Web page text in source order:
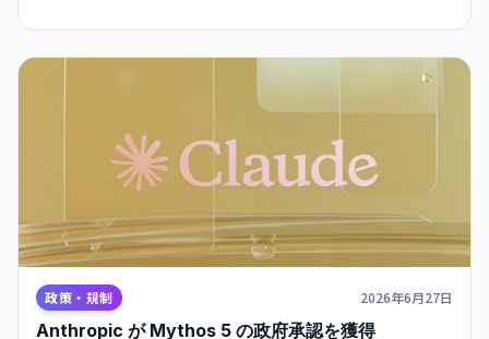
企業は全体の30%未満。エージェント導入の急速な拡大に、
セキュリティ対策が追いつかない。
政策・規制 2026年6月27日
Anthropic が Mythos 5 の政府承認を獲得